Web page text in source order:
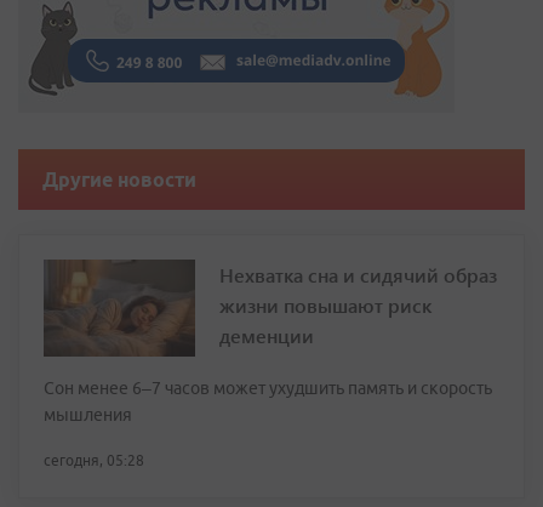
Другие новости
Нехватка сна и сидячий образ
жизни повышают риск
деменции
Сон менее 6–7 часов может ухудшить память и скорость
мышления
сегодня, 05:28